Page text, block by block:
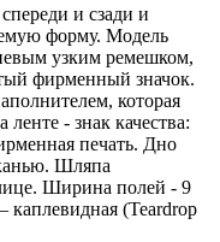
и сзади и
форму. Модель
узким ремешком,
фирменный значок.
которая
- знак качества:
печать. Дно
Шляпа
Ширина полей - 9
каплевидная (Teardrop